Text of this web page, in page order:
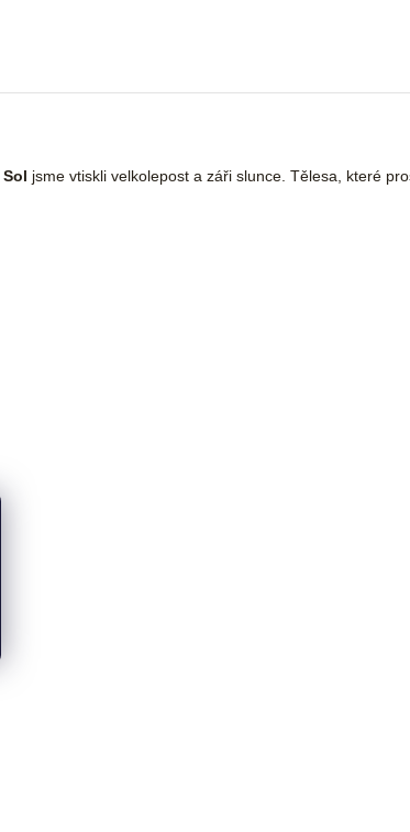
Sol jsme vtiskli velkolepost a záři slunce. Tělesa, které